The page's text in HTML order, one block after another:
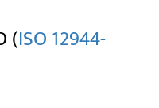
(ISO 12944-